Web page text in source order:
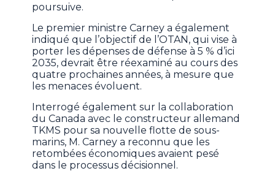
poursuive.
Le premier ministre Carney a également
indiqué que l’objectif de l’OTAN, qui vise à
porter les dépenses de défense à 5 % d’ici
2035, devrait être réexaminé au cours des
quatre prochaines années, à mesure que
les menaces évoluent.
Interrogé également sur la collaboration
du Canada avec le constructeur allemand
TKMS pour sa nouvelle flotte de sous-
marins, M. Carney a reconnu que les
retombées économiques avaient pesé
dans le processus décisionnel.